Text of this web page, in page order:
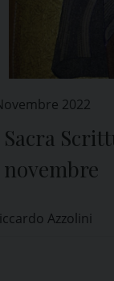
2022
Sacra
novembre
Azzolini